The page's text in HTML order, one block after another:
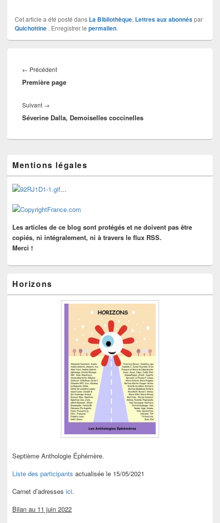
Cet article a été posté dans La Bibliothèque, Lettres aux abonnéspar
Quichottine . Enregistrer le permalien.
de
l’article
← PrécédentArticle
précédent :
Première page
Suivant →
suivant :
Séverine Dalla, Demoiselles coccinelles
principale
de
widget
pour
barre
Mentions légales
...
Les articles de ce blog sont protégés et ne doivent pas être
copiés, ni intégralement, ni à travers le flux RSS.
Merci !
Horizons
Septième Anthologie Éphémère.
Liste des participants actualisée le 15/05/2021
Carnet d’adresses ici.
Bilan au 11 juin 2022